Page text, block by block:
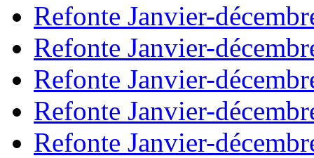
Refonte Janvier-
Refonte Janvier-
Refonte Janvier-
Refonte Janvier-
Refonte Janvier-